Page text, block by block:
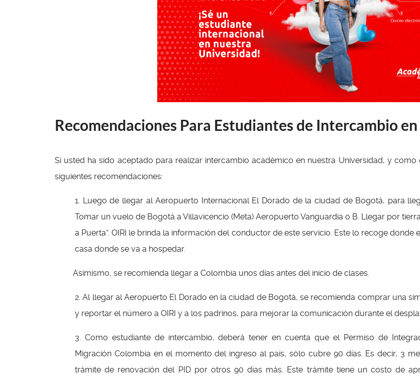
Recomendaciones Para Estudiantes de Intercambio
Si usted ha sido aceptado para realizar intercambio académico en nuestra Universidad, y
siguientes recomendaciones:
1. Luego de llegar al Aeropuerto Internacional El Dorado de la ciudad de Bogotá, para
Tomar un vuelo de Bogotá a Villavicencio (Meta) Aeropuerto Vanguardia o B. Llegar por
a Puerta”. OIRI le brinda la información del conductor de este servicio. Este lo recoge
casa donde se va a hospedar.
Asimismo, se recomienda llegar a Colombia unos días antes del inicio de clases.
2. Al llegar al Aeropuerto El Dorado en la ciudad de Bogotá, se recomienda comprar una
y reportar el número a OIRI y a los padrinos, para mejorar la comunicación durante el
3. Como estudiante de intercambio, deberá tener en cuenta que el Permiso de
Migración Colombia en el momento del ingreso al país, sólo cubre 90 días. Es decir, 3
trámite de renovación del PID por otros 90 días más. Este trámite tiene un costo de